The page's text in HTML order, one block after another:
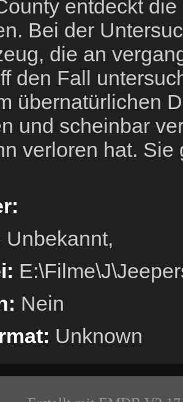
entdeckt
Bei der
die an
den Fall
übernatürlichen
und scheinbar
verloren hat.
Unbekannt,
Nein
Unknown